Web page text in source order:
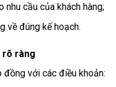
cầu của khách hàng;
về đúng kế hoạch.
rõ ràng
với các điều khoản: